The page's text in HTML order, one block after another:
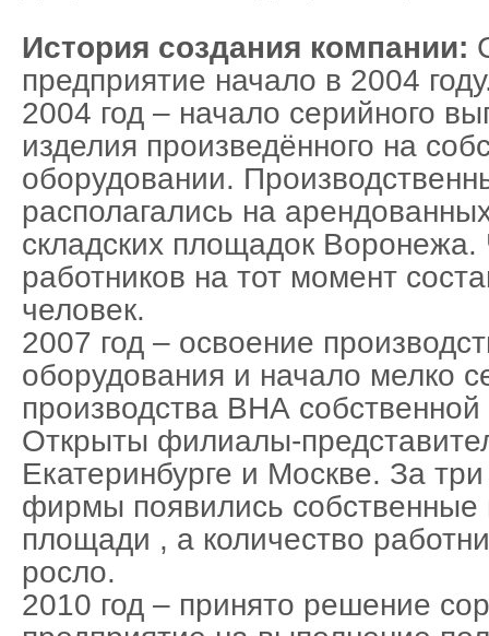
История создания компании:
предприятие начало в 2004
2004 год – начало серийного
изделия произведённого на
оборудовании.
располагались на
складских площадок Воронежа.
работников на тот момент
человек.
2007 год – освоение
оборудования и начало мелко
производства ВНА собственной
Открыты филиалы-
Екатеринбурге и Москве. За
фирмы появились собственные
площади , а количество
росло.
2010 год – принято решение